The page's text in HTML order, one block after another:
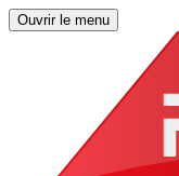
Ouvrir le menu